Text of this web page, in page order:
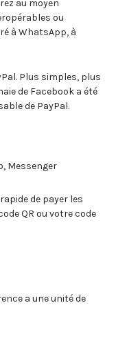
au moyen
ou
à WhatsApp, à
Plus simples, plus
de Facebook a été
de PayPal.
Messenger
de payer les
QR ou votre code
a une unité de